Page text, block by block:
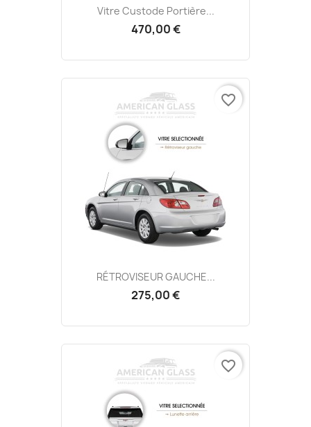
Vitre Custode Portière...
470,00 €
RÉTROVISEUR GAUCHE...
275,00 €
favorite_border
favorite_border